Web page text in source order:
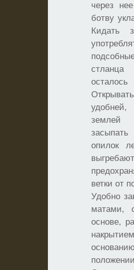
через
ботву
Кидать
стланца
землей
опилок
ветки от
Удобно
матами,
основе,